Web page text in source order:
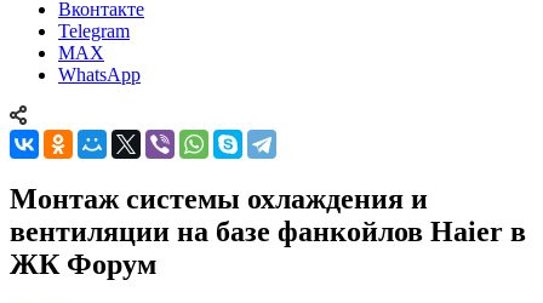
Вконтакте
Telegram
MAX
WhatsApp
Монтаж системы охлаждения и
вентиляции на базе фанкойлов Haier в
ЖК Форум